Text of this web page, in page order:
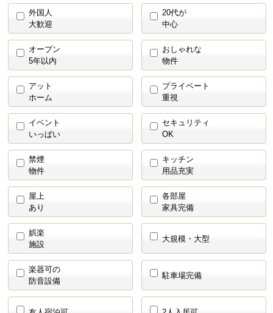
外国人
大歓迎
20代が
中心
オープン
5年以内
おしゃれな
物件
アット
ホーム
プライベート
重視
イベント
いっぱい
セキュリティ
OK
禁煙
物件
キッチン
用品充実
屋上
あり
各部屋
家具完備
娯楽
施設
大規模・大型
楽器可の
防音設備
駐車場完備